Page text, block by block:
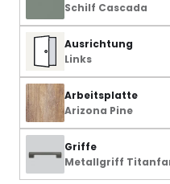
Schilf Cascada
Ausrichtung
Links
Arbeitsplatte
Arizona Pine
Griffe
Metallgriff